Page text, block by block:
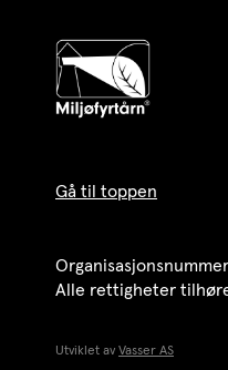
Gå til toppen
Alle rettigheter
Utviklet av Vasser AS